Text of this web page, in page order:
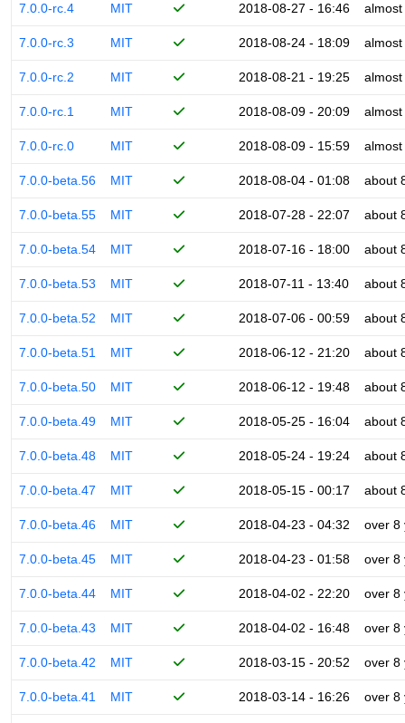
7.0.0-rc.4 MIT 2018-08-27 - 16:46
7.0.0-rc.3 MIT 2018-08-24 - 18:09
7.0.0-rc.2 MIT 2018-08-21 - 19:25
7.0.0-rc.1 MIT 2018-08-09 - 20:09
7.0.0-rc.0 MIT 2018-08-09 - 15:59
7.0.0-beta.56 MIT 2018-08-04 - 01:08 about
7.0.0-beta.55 MIT 2018-07-28 - 22:07 about
7.0.0-beta.54 MIT 2018-07-16 - 18:00 about
7.0.0-beta.53 MIT 2018-07-11 - 13:40 about
7.0.0-beta.52 MIT 2018-07-06 - 00:59 about
7.0.0-beta.51 MIT 2018-06-12 - 21:20 about
7.0.0-beta.50 MIT 2018-06-12 - 19:48 about
7.0.0-beta.49 MIT 2018-05-25 - 16:04 about
7.0.0-beta.48 MIT 2018-05-24 - 19:24 about
7.0.0-beta.47 MIT 2018-05-15 - 00:17 about
7.0.0-beta.46 MIT 2018-04-23 - 04:32 over 8
7.0.0-beta.45 MIT 2018-04-23 - 01:58 over 8
7.0.0-beta.44 MIT 2018-04-02 - 22:20 over 8
7.0.0-beta.43 MIT 2018-04-02 - 16:48 over 8
7.0.0-beta.42 MIT 2018-03-15 - 20:52 over 8
7.0.0-beta.41 MIT 2018-03-14 - 16:26 over 8